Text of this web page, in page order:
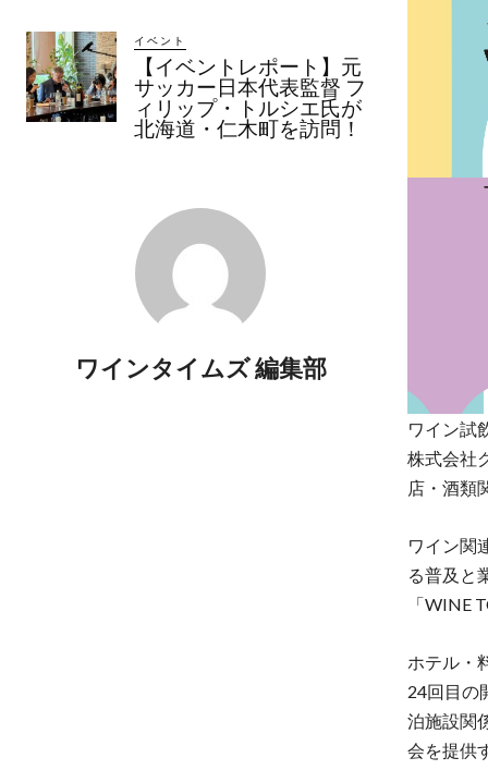
イベント
【イベントレポート】元
サッカー日本代表監督 フ
ィリップ・トルシエ氏が
北海道・仁木町を訪問！
ワインタイムズ 編集部
ワイン試
株式会社
店・酒類
ワイン関
る普及と
「WINE
ホテル・
24回目の
泊施設関
会を提供